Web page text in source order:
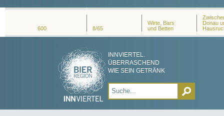
600 8/65
Wirte, Bars
und Betten
Donau
INNVIERTEL.
ÜBERRASCHEND
WIE SEIN GETRÄNK